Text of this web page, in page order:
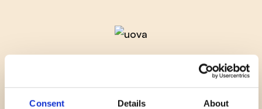
Consent Details About
Facili e veloci da utilizzare
Pronte all'uso, per semplificare la
preparazione delle ricette